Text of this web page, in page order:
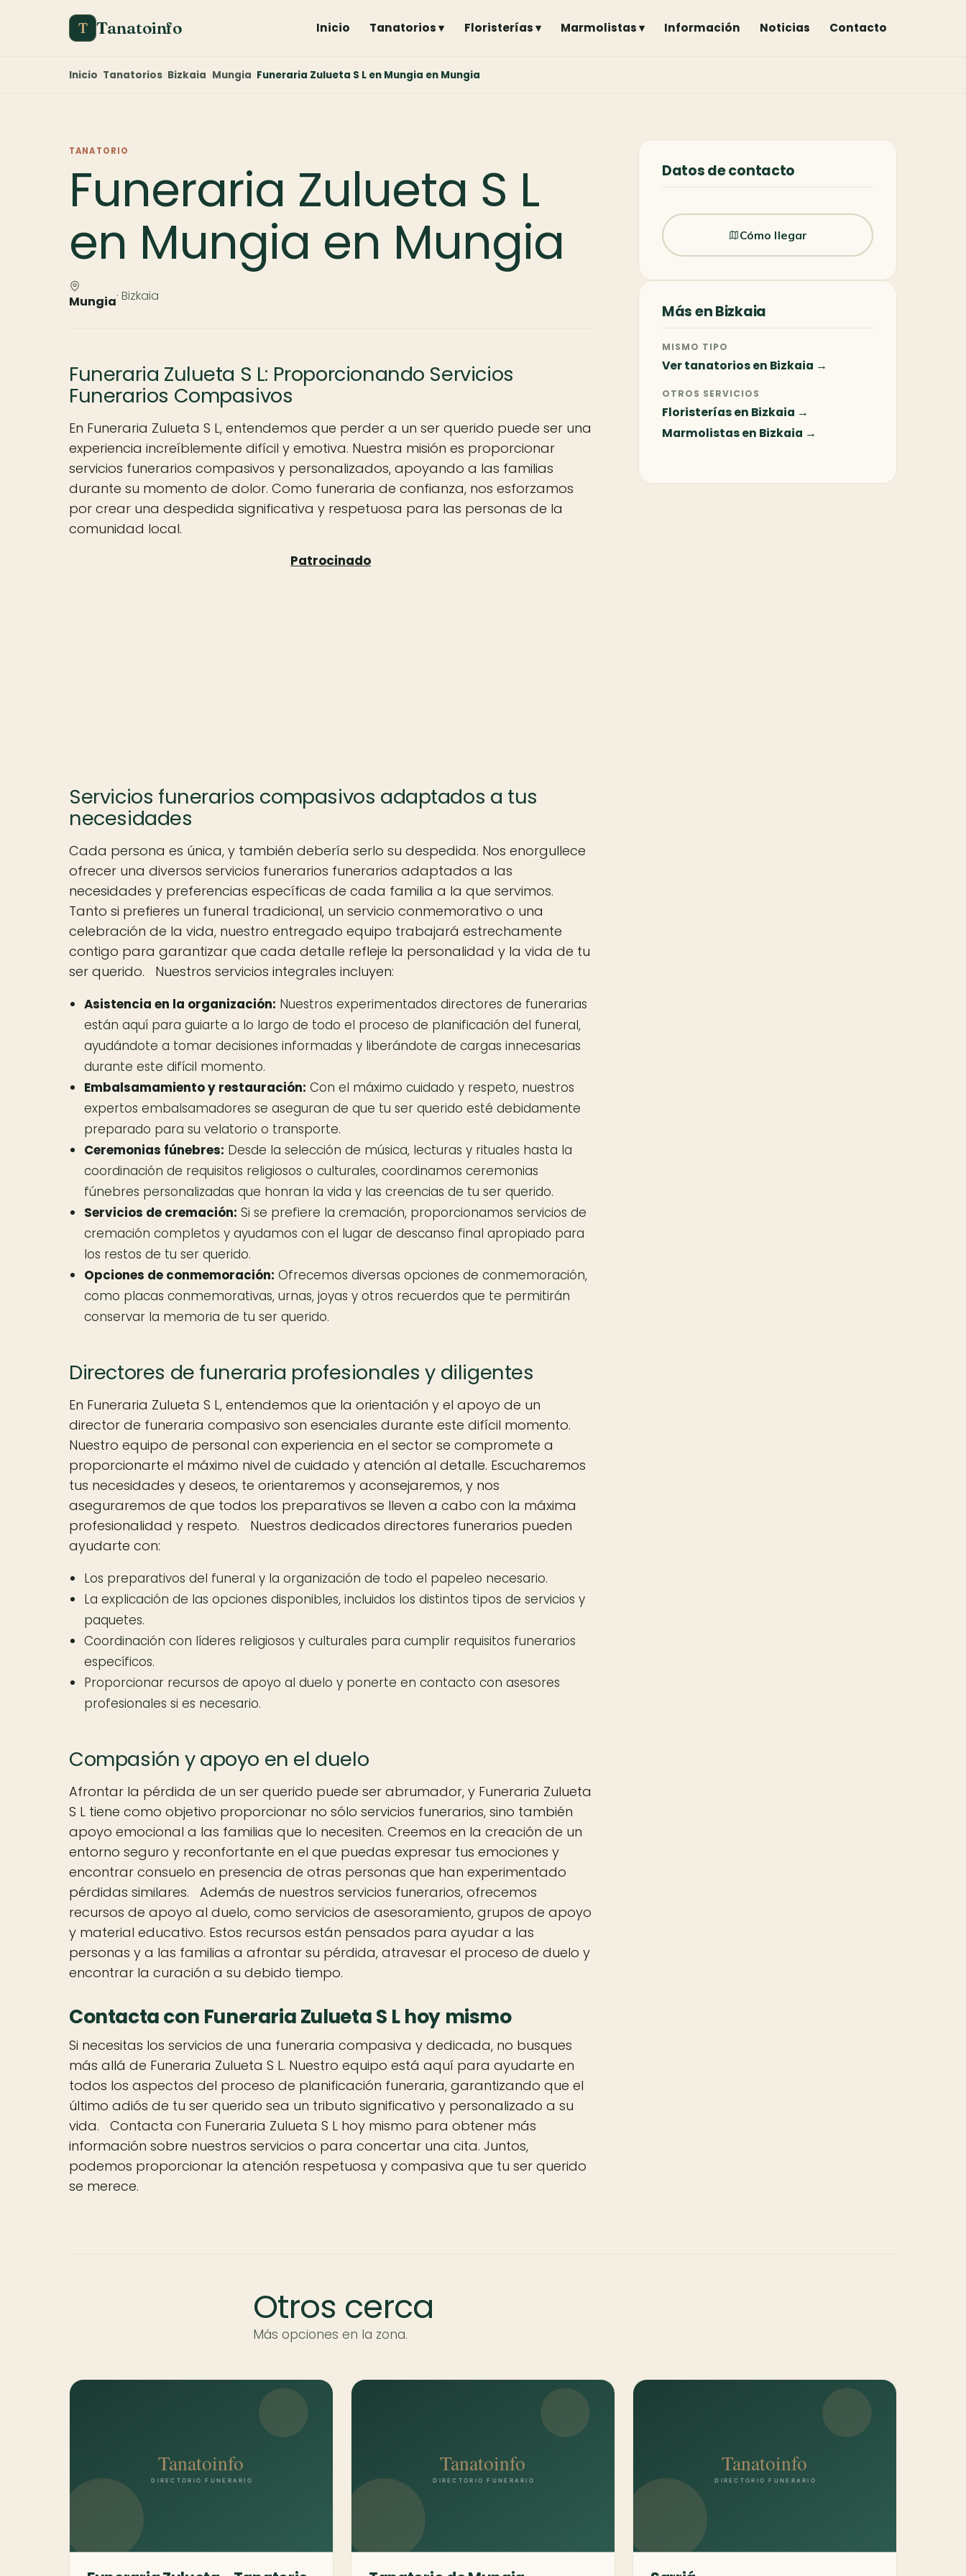
T Tanatoinfo Inicio Tanatorios ▾ Floristerías ▾ Marmolistas ▾ Información Noticias Contacto
Inicio Tanatorios Bizkaia Mungia Funeraria Zulueta S L en Mungia en Mungia
TANATORIO
Funeraria Zulueta S L
en Mungia en Mungia
Mungia· Bizkaia
Funeraria Zulueta S L: Proporcionando Servicios
Funerarios Compasivos
En Funeraria Zulueta S L, entendemos que perder a un ser querido puede ser una
experiencia increíblemente difícil y emotiva. Nuestra misión es proporcionar
servicios funerarios compasivos y personalizados, apoyando a las familias
durante su momento de dolor. Como funeraria de confianza, nos esforzamos
por crear una despedida significativa y respetuosa para las personas de la
comunidad local.
Servicios funerarios compasivos adaptados a tus
necesidades
Cada persona es única, y también debería serlo su despedida. Nos enorgullece
ofrecer una diversos servicios funerarios funerarios adaptados a las
necesidades y preferencias específicas de cada familia a la que servimos.
Tanto si prefieres un funeral tradicional, un servicio conmemorativo o una
celebración de la vida, nuestro entregado equipo trabajará estrechamente
contigo para garantizar que cada detalle refleje la personalidad y la vida de tu
ser querido. Nuestros servicios integrales incluyen:
Asistencia en la organización: Nuestros experimentados directores de funerarias
están aquí para guiarte a lo largo de todo el proceso de planificación del funeral,
ayudándote a tomar decisiones informadas y liberándote de cargas innecesarias
durante este difícil momento.
Embalsamamiento y restauración: Con el máximo cuidado y respeto, nuestros
expertos embalsamadores se aseguran de que tu ser querido esté debidamente
preparado para su velatorio o transporte.
Ceremonias fúnebres: Desde la selección de música, lecturas y rituales hasta la
coordinación de requisitos religiosos o culturales, coordinamos ceremonias
fúnebres personalizadas que honran la vida y las creencias de tu ser querido.
Servicios de cremación: Si se prefiere la cremación, proporcionamos servicios de
cremación completos y ayudamos con el lugar de descanso final apropiado para
los restos de tu ser querido.
Opciones de conmemoración: Ofrecemos diversas opciones de conmemoración,
como placas conmemorativas, urnas, joyas y otros recuerdos que te permitirán
conservar la memoria de tu ser querido.
Directores de funeraria profesionales y diligentes
En Funeraria Zulueta S L, entendemos que la orientación y el apoyo de un
director de funeraria compasivo son esenciales durante este difícil momento.
Nuestro equipo de personal con experiencia en el sector se compromete a
proporcionarte el máximo nivel de cuidado y atención al detalle. Escucharemos
tus necesidades y deseos, te orientaremos y aconsejaremos, y nos
aseguraremos de que todos los preparativos se lleven a cabo con la máxima
profesionalidad y respeto. Nuestros dedicados directores funerarios pueden
ayudarte con:
Los preparativos del funeral y la organización de todo el papeleo necesario.
La explicación de las opciones disponibles, incluidos los distintos tipos de servicios y
paquetes.
Coordinación con líderes religiosos y culturales para cumplir requisitos funerarios
específicos.
Proporcionar recursos de apoyo al duelo y ponerte en contacto con asesores
profesionales si es necesario.
Compasión y apoyo en el duelo
Afrontar la pérdida de un ser querido puede ser abrumador, y Funeraria Zulueta
S L tiene como objetivo proporcionar no sólo servicios funerarios, sino también
apoyo emocional a las familias que lo necesiten. Creemos en la creación de un
entorno seguro y reconfortante en el que puedas expresar tus emociones y
encontrar consuelo en presencia de otras personas que han experimentado
pérdidas similares. Además de nuestros servicios funerarios, ofrecemos
recursos de apoyo al duelo, como servicios de asesoramiento, grupos de apoyo
y material educativo. Estos recursos están pensados para ayudar a las
personas y a las familias a afrontar su pérdida, atravesar el proceso de duelo y
encontrar la curación a su debido tiempo.
Contacta con Funeraria Zulueta S L hoy mismo
Si necesitas los servicios de una funeraria compasiva y dedicada, no busques
más allá de Funeraria Zulueta S L. Nuestro equipo está aquí para ayudarte en
todos los aspectos del proceso de planificación funeraria, garantizando que el
último adiós de tu ser querido sea un tributo significativo y personalizado a su
vida. Contacta con Funeraria Zulueta S L hoy mismo para obtener más
información sobre nuestros servicios o para concertar una cita. Juntos,
podemos proporcionar la atención respetuosa y compasiva que tu ser querido
se merece.
Datos de contacto
Cómo llegar
Más en Bizkaia
MISMO TIPO
Ver tanatorios en Bizkaia →
OTROS SERVICIOS
Floristerías en Bizkaia →
Marmolistas en Bizkaia →
Otros cerca
Más opciones en la zona.